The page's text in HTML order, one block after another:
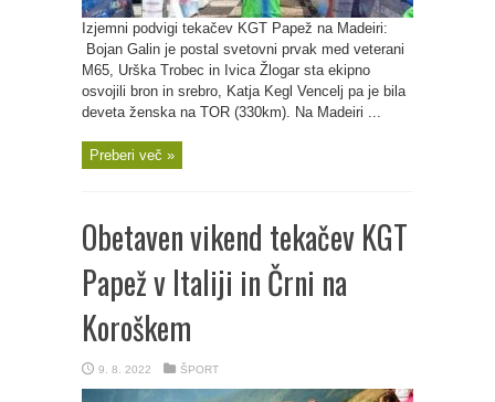
Izjemni podvigi tekačev KGT Papež na Madeiri:
Bojan Galin je postal svetovni prvak med veterani
M65, Urška Trobec in Ivica Žlogar sta ekipno
osvojili bron in srebro, Katja Kegl Vencelj pa je bila
deveta ženska na TOR (330km). Na Madeiri ...
Preberi več »
Obetaven vikend tekačev KGT
Papež v Italiji in Črni na
Koroškem
9. 8. 2022 ŠPORT